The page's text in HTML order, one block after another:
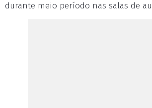
durante meio período nas salas de